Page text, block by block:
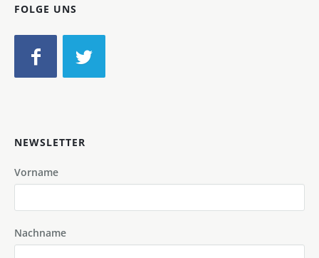
FOLGE UNS
NEWSLETTER
Vorname
Nachname